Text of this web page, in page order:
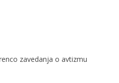
zavedanja o avtizmu